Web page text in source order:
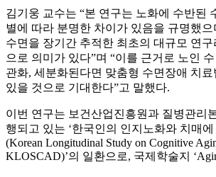
김기웅 교수는 “본 연구는 노화에 수반된
별에 따라 분명한 차이가 있음을 규명했으
수면을 장기간 추적한 최초의 대규모 연
으로 의미가 있다”며 “이를 근거로 노인
관화, 세분화된다면 맞춤형 수면장애 치료
있을 것으로 기대한다”고 말했다.
이번 연구는 보건산업진흥원과 질병관리
행되고 있는 ‘한국인의 인지노화와 치매
(Korean Longitudinal Study on Cognitive
KLOSCAD)’의 일환으로, 국제학술지